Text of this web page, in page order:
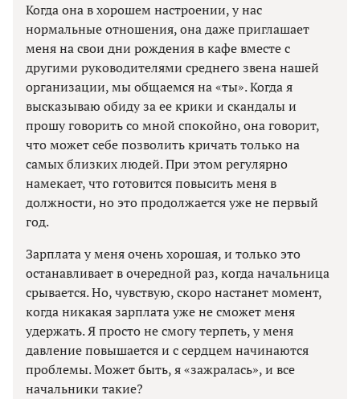
Когда она в хорошем настроении, у нас
нормальные отношения, она даже приглашает
меня на свои дни рождения в кафе вместе с
другими руководителями среднего звена нашей
организации, мы общаемся на «ты». Когда я
высказываю обиду за ее крики и скандалы и
прошу говорить со мной спокойно, она говорит,
что может себе позволить кричать только на
самых близких людей. При этом регулярно
намекает, что готовится повысить меня в
должности, но это продолжается уже не первый
год.
Зарплата у меня очень хорошая, и только это
останавливает в очередной раз, когда начальница
срывается. Но, чувствую, скоро настанет момент,
когда никакая зарплата уже не сможет меня
удержать. Я просто не смогу терпеть, у меня
давление повышается и с сердцем начинаются
проблемы. Может быть, я «зажралась», и все
начальники такие?